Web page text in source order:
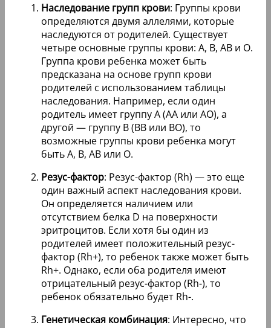
Наследование групп крови: Группы крови
определяются двумя аллелями, которые
наследуются от родителей. Существует
четыре основные группы крови: A, B, AB и O.
Группа крови ребенка может быть
предсказана на основе групп крови
родителей с использованием таблицы
наследования. Например, если один
родитель имеет группу A (AA или AO), а
другой — группу B (BB или BO), то
возможные группы крови ребенка могут
быть A, B, AB или O.
Резус-фактор: Резус-фактор (Rh) — это еще
один важный аспект наследования крови.
Он определяется наличием или
отсутствием белка D на поверхности
эритроцитов. Если хотя бы один из
родителей имеет положительный резус-
фактор (Rh+), то ребенок также может быть
Rh+. Однако, если оба родителя имеют
отрицательный резус-фактор (Rh-), то
ребенок обязательно будет Rh-.
Генетическая комбинация: Интересно, что